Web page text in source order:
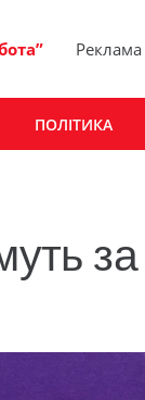
Реклама
ПОЛІТИКА